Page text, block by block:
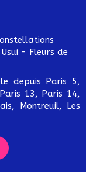
- Fleurs de
depuis Paris 5,
13, Paris 14,
Montreuil, Les